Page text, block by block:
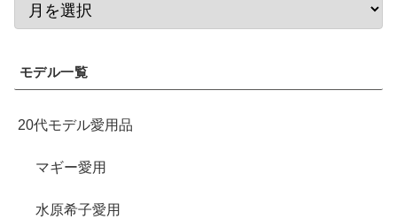
モデル一覧
20代モデル愛用品
マギー愛用
水原希子愛用